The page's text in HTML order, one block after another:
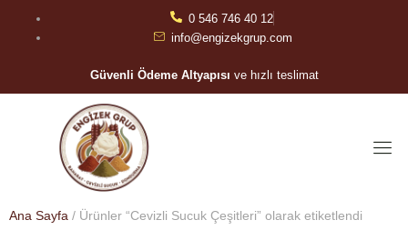
0 546 746 40 12
info@engizekgrup.com
Güvenli Ödeme Altyapısı ve hızlı teslimat
Ana Sayfa / Ürünler “Cevizli Sucuk Çeşitleri” olarak etiketlendi